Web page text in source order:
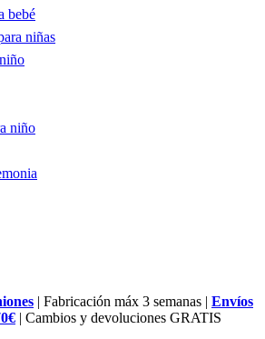
bebé
niñas
niño
| Fabricación máx 3 semanas | Envíos
| Cambios y devoluciones GRATIS